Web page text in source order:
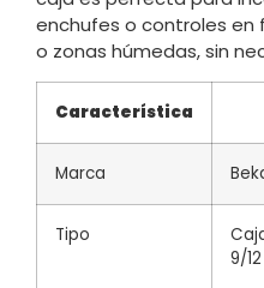
enchufes o controles en
o zonas húmedas, sin
Característica
Marca
Tipo
9/